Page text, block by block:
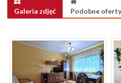
Galeria zdjęć Podobne oferty